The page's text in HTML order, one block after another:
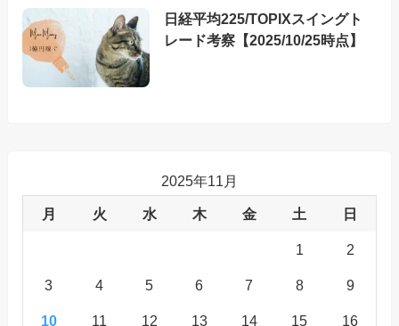
日経平均225/TOPIXスイングト
レード考察【2025/10/25時点】
2025年11月
月 火 水 木 金 土 日
1 2
3 4 5 6 7 8 9
10 11 12 13 14 15 16